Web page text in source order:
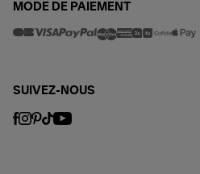
MODE DE PAIEMENT
SUIVEZ-NOUS